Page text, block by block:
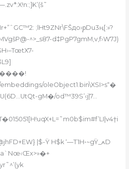
;lHt9ZNr\FŠдo›p̨Du3ң[:»?
^>_s87-d‡PgP7gmM‚v,f›W7J)
oleObject1.bin\XSI>s“�
gM�/od™39S’‹j|7…
…=+‚)=#•EŠM ‰-†‚�| ”›hjx?@jhFD+EW} |$-Ÿ H$k ‘—T1H•~gŸ_ߍD
^’(yk